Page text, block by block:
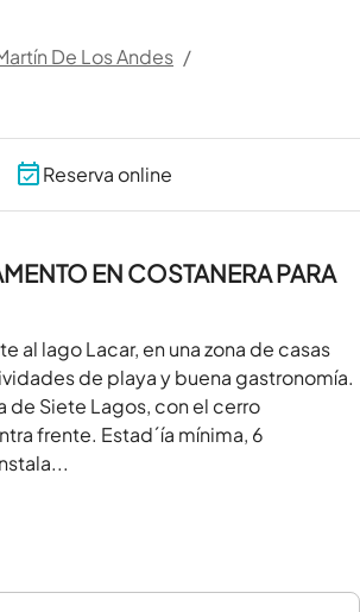
De Los Andes /
Reserva online
EN COSTANERA PARA
al lago Lacar, en una zona de casas
de playa y buena gastronomía.
de Siete Lagos, con el cerro
frente. Estad´ía mínima, 6